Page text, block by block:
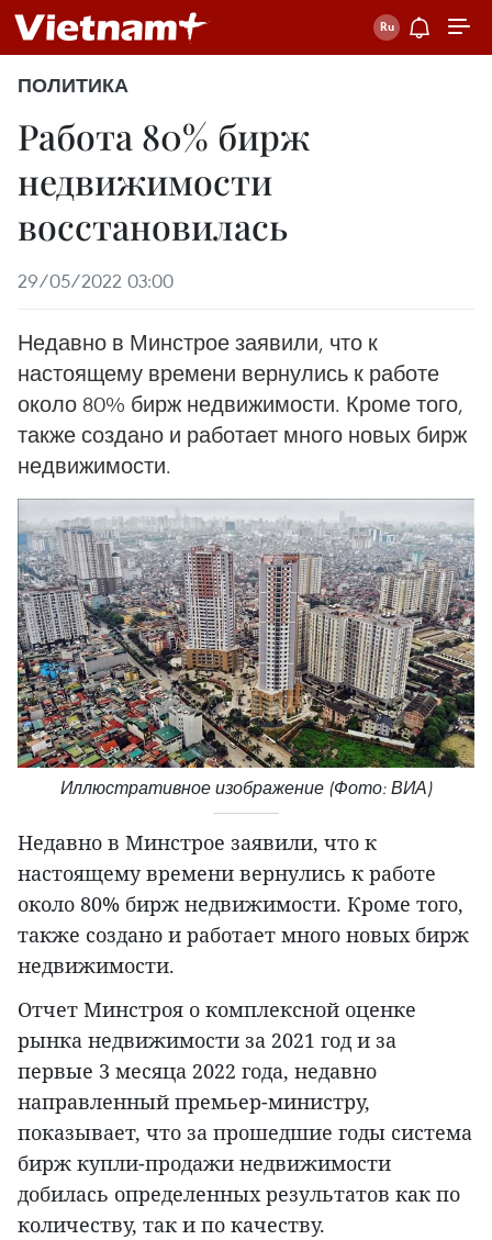
ПОЛИТИКА
Работа 80% бирж
недвижимости
восстановилась
29/05/2022 03:00
Недавно в Минстрое заявили, что к
настоящему времени вернулись к работе
около 80% бирж недвижимости. Кроме того,
также создано и работает много новых бирж
недвижимости.
Иллюстративное изображение (Фото: ВИА)
Недавно в Минстрое заявили, что к
настоящему времени вернулись к работе
около 80% бирж недвижимости. Кроме того,
также создано и работает много новых бирж
недвижимости.
Отчет Минстроя о комплексной оценке
рынка недвижимости за 2021 год и за
первые 3 месяца 2022 года, недавно
направленный премьер-министру,
показывает, что за прошедшие годы система
бирж купли-продажи недвижимости
добилась определенных результатов как по
количеству, так и по качеству.